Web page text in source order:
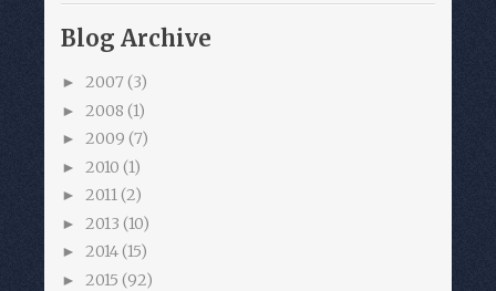
Blog Archive
► 2007 (3)
► 2008 (1)
► 2009 (7)
► 2010 (1)
► 2011(2)
► 2013 (10)
► 2014(15)
► 2015 (92)